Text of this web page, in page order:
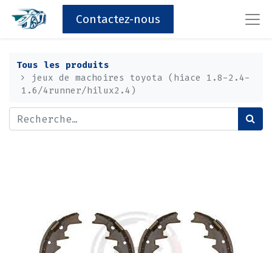
Contactez-nous
Tous les produits
jeux de machoires toyota (hiace 1.8-2.4-
1.6/4runner/hilux2.4)